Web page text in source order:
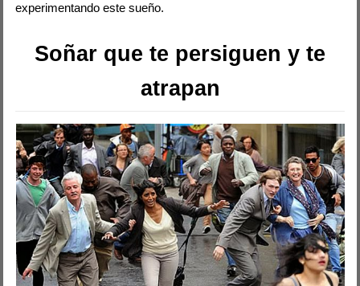
experimentando este sueño.
Soñar que te persiguen y te
atrapan